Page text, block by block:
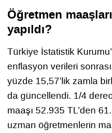
Öğretmen
yapıldı?
Türkiye İstatistik
enflasyon verileri
yüzde 15,57’lik zamla
da güncellendi. 1/4
maaşı 52.935 TL’den
uzman öğretmenlerin